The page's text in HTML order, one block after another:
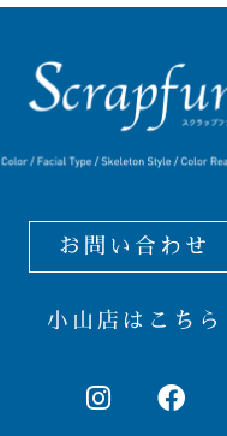
お問い合わせ
小山店はこちら